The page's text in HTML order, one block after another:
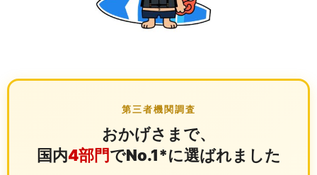
第三者機関調査
おかげさまで、
国内4部門でNo.1*に選ばれました